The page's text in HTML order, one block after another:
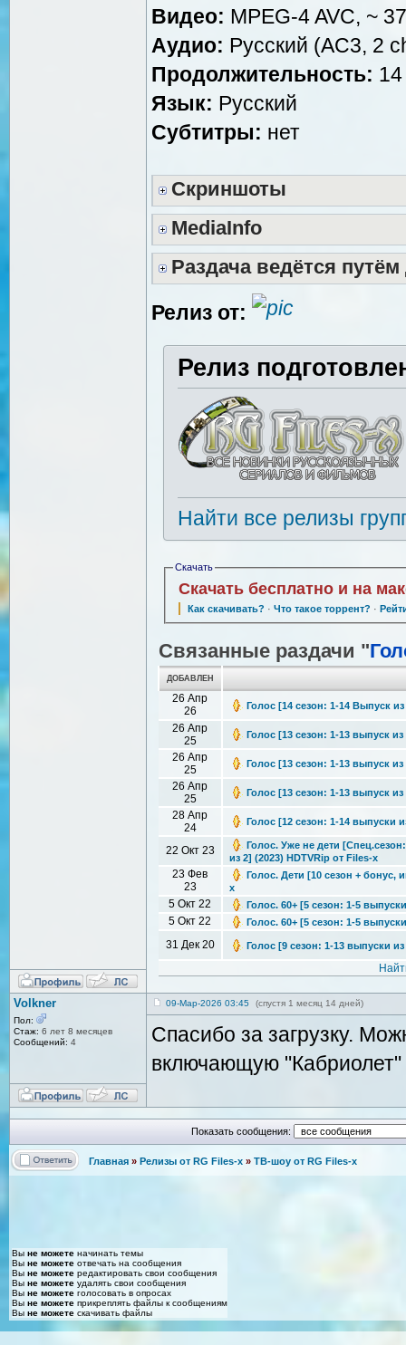
Видео: MPEG-4 AVC, ~
Аудио: Русский (AC3, 2
Продолжительность:
Язык: Русский
Субтитры: нет
Скриншоты
MediaInfo
Раздача ведётся
Релиз от:
Релиз
Найти все релизы
Скачать
Скачать бесплатно и на
Как скачивать? · Что такое торрент? ·
Связанные раздачи "
ДОБАВЛЕН
26 Апр
26
Голос [14 сезон: 1-14 Выпуск
26 Апр
25
Голос [13 сезон: 1-13 выпуск
26 Апр
25
Голос [13 сезон: 1-13 выпуск
26 Апр
25
Голос [13 сезон: 1-13 выпуск
28 Апр
24
Голос [12 сезон: 1-14 выпуски
22 Окт 23
Голос. Уже не дети
из 2] (2023) HDTVRip от Files-x
23 Фев
23
Голос. Дети [10 сезон + бонус,
x
5 Окт 22 Голос. 60+ [5 сезон: 1-5
5 Окт 22 Голос. 60+ [5 сезон: 1-5
31 Дек 20 Голос [9 сезон: 1-13 выпуски
Volkner
Пол:
Стаж: 6 лет 8 месяцев
Сообщений: 4
09-Мар-2026 03:45 (спустя 1 месяц 14 дней)
Спасибо за загрузку.
включающую
Показать сообщения:
Главная » Релизы от RG Files-x » ТВ-шоу от RG Files-x
Вы не можете начинать темы
Вы не можете отвечать на сообщения
Вы не можете редактировать свои сообщения
Вы не можете удалять свои сообщения
Вы не можете голосовать в опросах
Вы не можете прикреплять файлы к сообщениям
Вы не можете скачивать файлы